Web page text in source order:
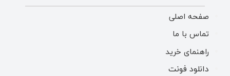
صفحه اصلی
تماس با ما
راهنمای خرید
دانلود فونت